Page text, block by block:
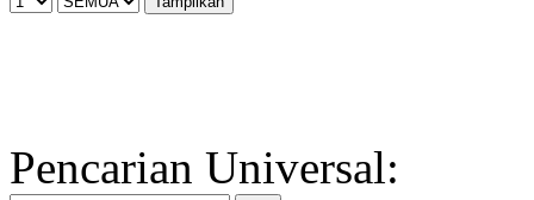
Pencarian Universal: